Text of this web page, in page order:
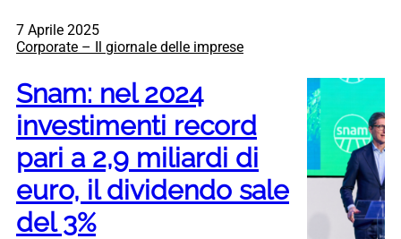
7 Aprile 2025
Corporate – Il giornale delle imprese
Snam: nel 2024
investimenti record
pari a 2,9 miliardi di
euro, il dividendo sale
del 3%